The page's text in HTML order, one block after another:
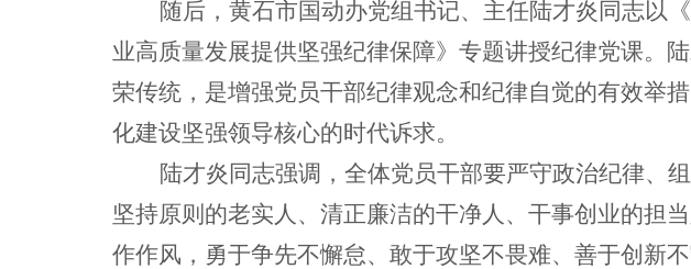
随后，黄石市国动办党组书记、主任陆才炎同志以
业高质量发展提供坚强纪律保障》专题讲授纪律党课。
荣传统，是增强党员干部纪律观念和纪律自觉的有效举
化建设坚强领导核心的时代诉求。
陆才炎同志强调，全体党员干部要严守政治纪律、
坚持原则的老实人、清正廉洁的干净人、干事创业的担
作作风，勇于争先不懈怠、敢于攻坚不畏难、善于创新